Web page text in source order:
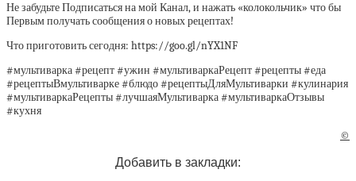
Не забудьте Подписаться на мой Канал, и нажать «колокольчик» что бы
Первым получать сообщения о новых рецептах!
Что приготовить сегодня: https://goo.gl/nYX1NF
#мультиварка #рецепт #ужин #мультиваркаРецепт #рецепты #еда
#рецептыВмультиварке #блюдо #рецептыДляМультиварки #кулинария
#мультиваркаРецепты #лучшаяМультиварка #мультиваркаОтзывы
#кухня
©
Добавить в закладки: